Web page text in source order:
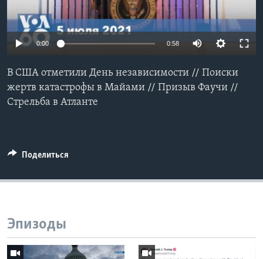
Learning English
Языки
0:00 0:58
В США отметили День независимости // Поиски
жертв катастрофы в Майами // Призыв Фаучи //
Стрельба в Атланте
Поделиться
Эпизоды